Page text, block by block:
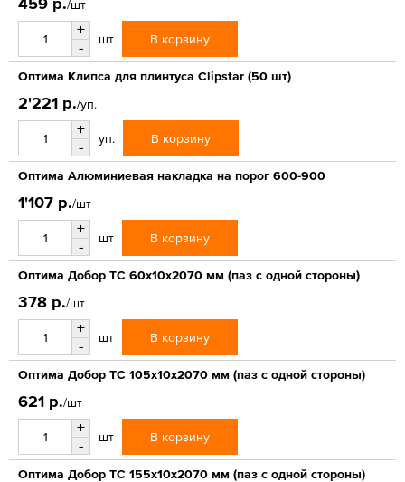
/шт
+
-
шт В корзину
Оптима Клипса для плинтуса Clipstar (50 шт)
2'221 р./уп.
+
-
уп. В корзину
Оптима Алюминиевая накладка на порог 600-900
1'107 р./шт
+
-
шт В корзину
Оптима Добор ТС 60х10х2070 мм (паз с одной стороны)
378 р./шт
+
-
шт В корзину
Оптима Добор ТС 105х10х2070 мм (паз с одной стороны)
621 р./шт
+
-
шт В корзину
Оптима Добор ТС 155х10х2070 мм (паз с одной стороны)